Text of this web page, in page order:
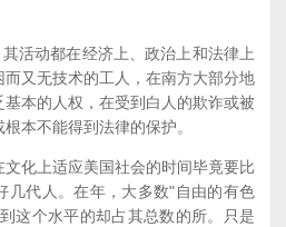
动都在经济上、政治上和法律上
又无技术的工人，在南方大部分地
本的人权，在受到白人的欺诈或被
本不能得到法律的保护。
化上适应美国社会的时间毕竟要比
代人。在年，大多数"自由的有色
这个水平的却占其总数的所。只是